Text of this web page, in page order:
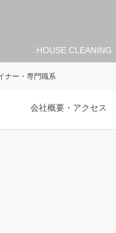
HOUSE CLEANING
ナー・専門職系
会社概要・アクセス